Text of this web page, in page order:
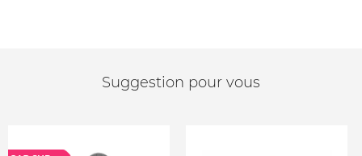
Suggestion pour vous